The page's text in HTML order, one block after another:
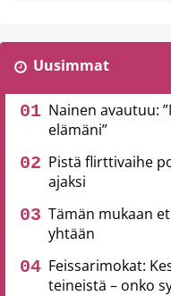
Uusimmat
Nainen avautuu:
elämäni”
Pistä flirttivaihe
ajaksi
Tämän mukaan
yhtään
Feissarimokat:
teineistä – onko